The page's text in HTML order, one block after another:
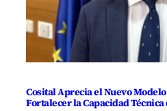
Cosital Aprecia el Nuevo
Fortalecer la Capacidad